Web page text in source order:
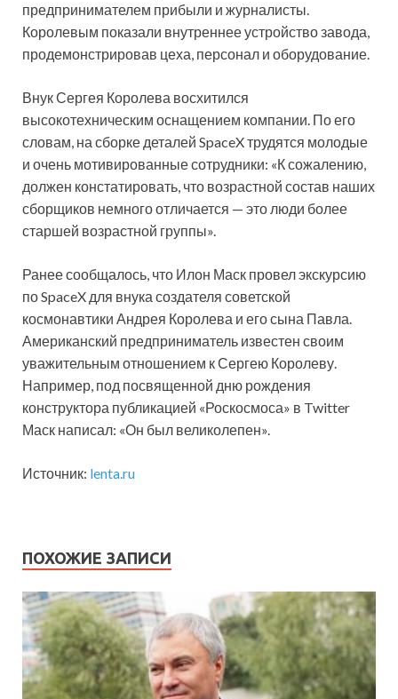
предпринимателем прибыли и журналисты.
Королевым показали внутреннее устройство завода,
продемонстрировав цеха, персонал и оборудование.
Внук Сергея Королева восхитился
высокотехническим оснащением компании. По его
словам, на сборке деталей SpaceX трудятся молодые
и очень мотивированные сотрудники: «К сожалению,
должен констатировать, что возрастной состав наших
сборщиков немного отличается — это люди более
старшей возрастной группы».
Ранее сообщалось, что Илон Маск провел экскурсию
по SpaceX для внука создателя советской
космонавтики Андрея Королева и его сына Павла.
Американский предприниматель известен своим
уважительным отношением к Сергею Королеву.
Например, под посвященной дню рождения
конструктора публикацией «Роскосмоса» в Twitter
Маск написал: «Он был великолепен».
Источник: lenta.ru
ПОХОЖИЕ ЗАПИСИ